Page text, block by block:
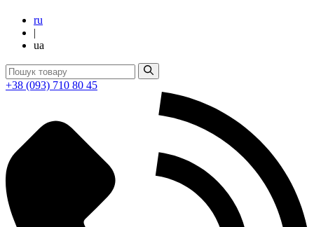
ru
|
ua
+38 (093) 710 80 45